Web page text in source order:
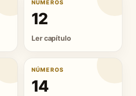
NÚMEROS
12
Ler capítulo
NÚMEROS
14